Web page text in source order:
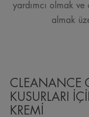
yardımcı olmak
almak
CLEANANCE
KUSURLARI
KREMİ